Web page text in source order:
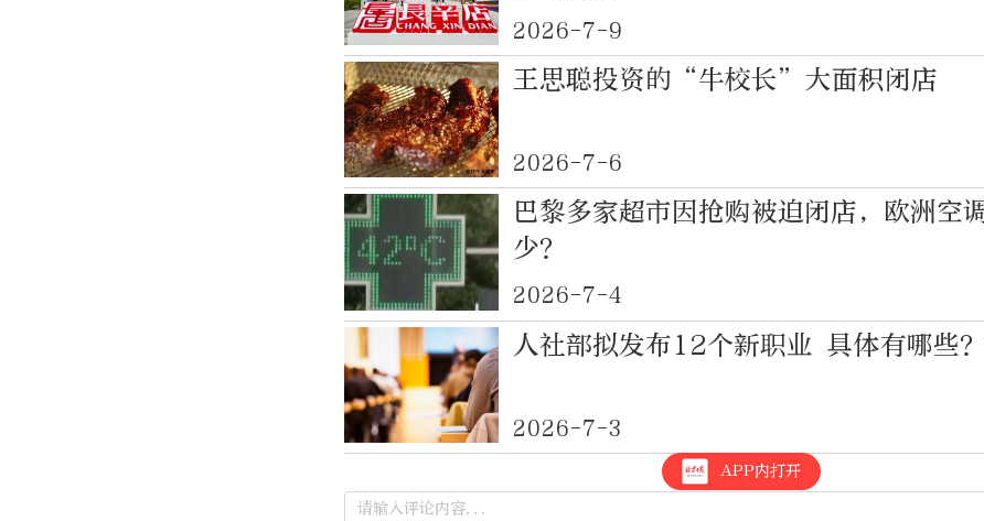
2026-7-9
王思聪投资的“牛校长”大面积闭店
2026-7-6
巴黎多家超市因抢购被迫闭店，欧洲空
少？
2026-7-4
人社部拟发布12个新职业 具体有哪些
2026-7-3
APP内打开